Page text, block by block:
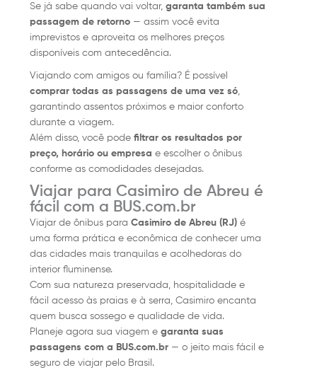
Se já sabe quando vai voltar,garanta também sua
passagem de retorno — assim você evita
imprevistos e aproveita os melhores preços
disponíveis com antecedência.
Viajando com amigos ou família? É possível
comprar todas as passagens de uma vez só
garantindo assentos próximos e maior conforto
durante a viagem.
Além disso, você podefiltrar os resultados por
preço, horário ou empresa e escolher o ônibus
conforme as comodidades desejadas.
Viajar para Casimiro de Abreu é
fácil com a BUS.com.br
Viajar de ônibus paraCasimiro de Abreu (RJ) é
uma forma prática e econômica de conhecer uma
das cidades mais tranquilas e acolhedoras do
interior fluminense.
Com sua natureza preservada, hospitalidade e
fácil acesso às praias e à serra, Casimiro encanta
quem busca sossego e qualidade de vida.
Planeje agora sua viagem egaranta suas
passagens com a BUS.com.br — o jeito mais fácil e
seguro de viajar pelo Brasil.